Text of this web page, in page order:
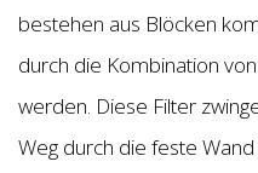
bestehen aus Blöcken
durch die Kombination
werden. Diese Filter
Weg durch die feste